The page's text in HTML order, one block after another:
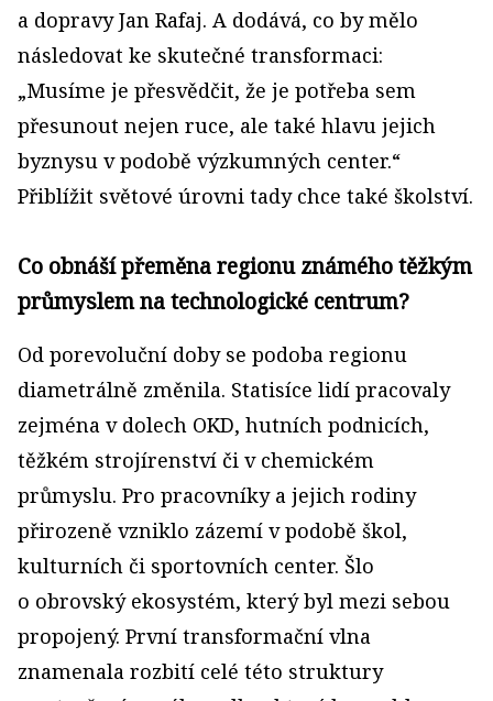
a dopravy Jan Rafaj. A dodává, co by mělo
následovat ke skutečné transformaci:
„Musíme je přesvědčit, že je potřeba sem
přesunout nejen ruce, ale také hlavu jejich
byznysu v podobě výzkumných center.“
Přiblížit světové úrovni tady chce také školství.
Co obnáší přeměna regionu známého těžkým
průmyslem na technologické centrum?
Od porevoluční doby se podoba regionu
diametrálně změnila. Statisíce lidí pracovaly
zejména v dolech OKD, hutních podnicích,
těžkém strojírenství či v chemickém
průmyslu. Pro pracovníky a jejich rodiny
přirozeně vzniklo zázemí v podobě škol,
kulturních či sportovních center. Šlo
o obrovský ekosystém, který byl mezi sebou
propojený. První transformační vlna
znamenala rozbití celé této struktury